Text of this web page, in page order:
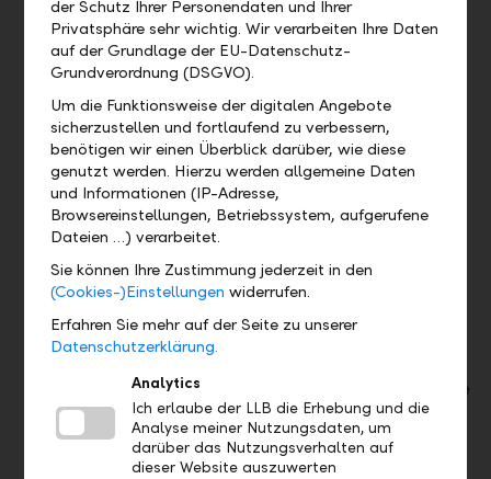
Energiepreisen geben. Damit steigt das Risiko, dass
die Weltwirtschaft stärker belastet wird als bislang
erwartet – mit entsprechenden Folgen für die
Finanzmärkte.
Bereits im Sommer könnte ein neues Zollchaos
drohen. Ende Juli laufen die aktuellen Länderzölle
aus. Die US-Regierung dürfte sie durch neue Zölle
ersetzen. Trotz verschiedener «Zolldeals» ist es gut
möglich, dass Donald Trump diese erneut erhöht.
Fokus. Derzeit zeigt sich der KI-Boom vor allem im
spürbar höheren Produktivität. Dennoch ist KI der
wichtigste Treiber an den Aktienmärkten und könnte
im Falle von Enttäuschungen auch rasch für fallende
Kurse sorgen.
Nicht zuletzt richten sich die Blicke auf die US-
Zwischenwahlen im November. Doch werden sie
der Schutz Ihrer Personendaten und Ihrer
Privatsphäre sehr wichtig. Wir verarbeiten Ihre Daten
auf der Grundlage der EU-Datenschutz-
Grundverordnung (DSGVO).
Um die Funktionsweise der digitalen Angebote
sicherzustellen und fortlaufend zu verbessern,
benötigen wir einen Überblick darüber, wie diese
genutzt werden. Hierzu werden allgemeine Daten
und Informationen (IP-Adresse,
Browsereinstellungen, Betriebssystem, aufgerufene
Dateien …) verarbeitet.
Sie können Ihre Zustimmung jederzeit in den
(Cookies-)Einstellungen widerrufen.
Erfahren Sie mehr auf der Seite zu unserer
Datenschutzerklärung.
Analytics
Ich erlaube der LLB die Erhebung und die
Analyse meiner Nutzungsdaten, um
darüber das Nutzungsverhalten auf
dieser Website auszuwerten